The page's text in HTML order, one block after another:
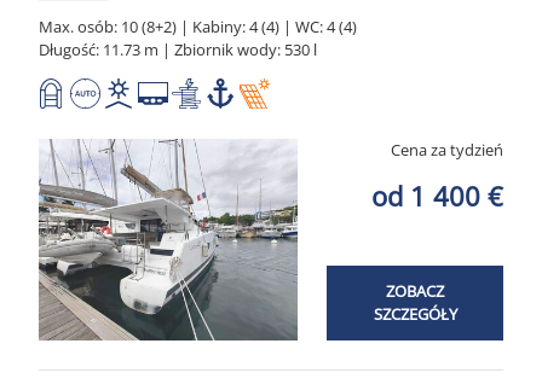
Max. osób: 10 (8+2) | Kabiny: 4 (4) | WC: 4 (4)
Długość: 11.73 m | Zbiornik wody: 530 l
Cena za tydzień
od 1 400 €
ZOBACZ
SZCZEGÓŁY